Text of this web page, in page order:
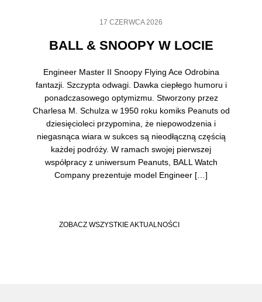
17 CZERWCA 2026
BALL & SNOOPY W LOCIE
Engineer Master II Snoopy Flying Ace Odrobina
fantazji. Szczypta odwagi. Dawka ciepłego humoru i
ponadczasowego optymizmu. Stworzony przez
Charlesa M. Schulza w 1950 roku komiks Peanuts od
dziesięcioleci przypomina, że niepowodzenia i
niegasnąca wiara w sukces są nieodłączną częścią
każdej podróży. W ramach swojej pierwszej
współpracy z uniwersum Peanuts, BALL Watch
Company prezentuje model Engineer […]
ZOBACZ WSZYSTKIE AKTUALNOŚCI